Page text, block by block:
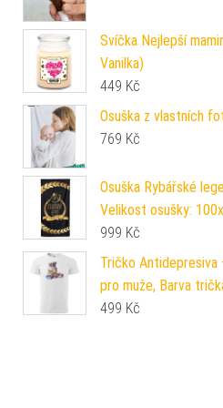
Svíčka Nejlepší
Vanilka)
449 Kč
Osuška z vlastních
769 Kč
Osuška Rybářské
Velikost osušky:
999 Kč
Tričko
pro muže, Barva
499 Kč